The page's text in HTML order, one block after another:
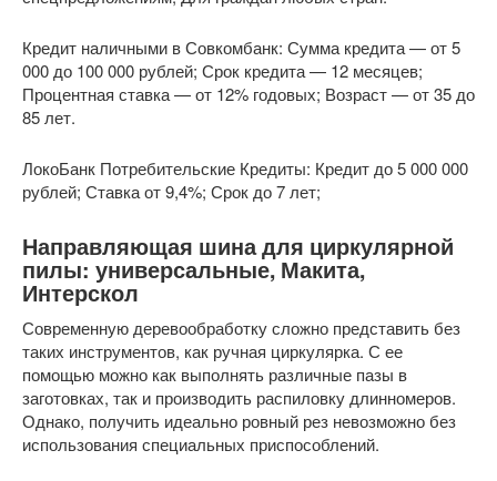
Кредит наличными в Совкомбанк: Сумма кредита — от 5
000 до 100 000 рублей; Срок кредита — 12 месяцев;
Процентная ставка — от 12% годовых; Возраст — от 35 до
85 лет.
ЛокоБанк Потребительские Кредиты: Кредит до 5 000 000
рублей; Ставка от 9,4%; Срок до 7 лет;
Направляющая шина для циркулярной
пилы: универсальные, Макита,
Интерскол
Современную деревообработку сложно представить без
таких инструментов, как ручная циркулярка. С ее
помощью можно как выполнять различные пазы в
заготовках, так и производить распиловку длинномеров.
Однако, получить идеально ровный рез невозможно без
использования специальных приспособлений.